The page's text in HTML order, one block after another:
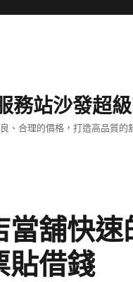
務站沙發超
、合理的價格，打造高品質
當舖快
貼借錢